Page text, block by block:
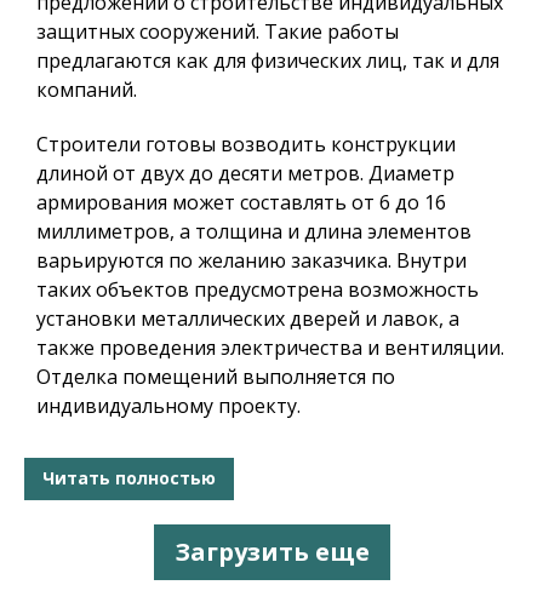
защитных сооружений. Такие работы
предлагаются как для физических лиц, так и для
компаний.
Строители готовы возводить конструкции
длиной от двух до десяти метров. Диаметр
армирования может составлять от 6 до 16
миллиметров, а толщина и длина элементов
варьируются по желанию заказчика. Внутри
таких объектов предусмотрена возможность
установки металлических дверей и лавок, а
также проведения электричества и вентиляции.
Отделка помещений выполняется по
индивидуальному проекту.
Читать полностью
Загрузить еще